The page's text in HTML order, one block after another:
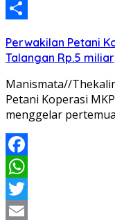
Email
Perwakilan Petani
Talangan Rp.5 miliar
Manismata//
Petani Koperasi
menggelar
Facebook
WhatsApp
Twitter